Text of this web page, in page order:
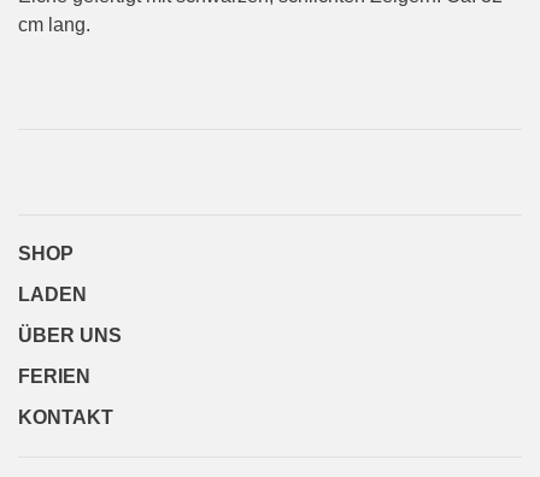
cm lang.
SHOP
LADEN
ÜBER UNS
FERIEN
KONTAKT